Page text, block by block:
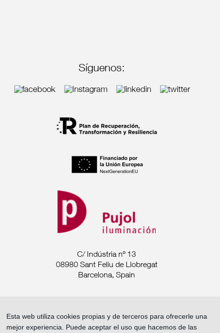
Síguenos:
C/ Indústria nº 13
08980 Sant Feliu de Llobregat
Barcelona, Spain
comercial@pujoliluminacion.com
Esta web utiliza cookies propias y de terceros para ofrecerle una
mejor experiencia. Puede aceptar el uso que hacemos de las